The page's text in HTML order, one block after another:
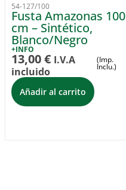
54-127/100
Fusta Amazonas 100
cm – Sintético,
Blanco/Negro
+INFO
13,00€ I.V.A
incluido
(Imp.
Inclu.)
Añadir al carrito